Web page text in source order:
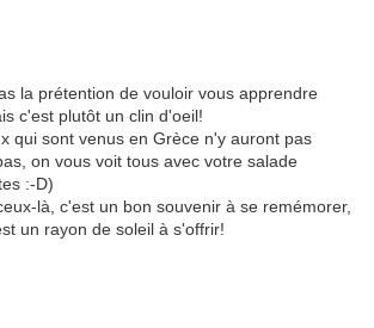
la prétention de vouloir vous apprendre
c'est plutôt un clin d'oeil!
qui sont venus en Grèce n'y auront pas
on vous voit tous avec votre salade
:-D)
là, c'est un bon souvenir à se remémorer,
un rayon de soleil à s'offrir!